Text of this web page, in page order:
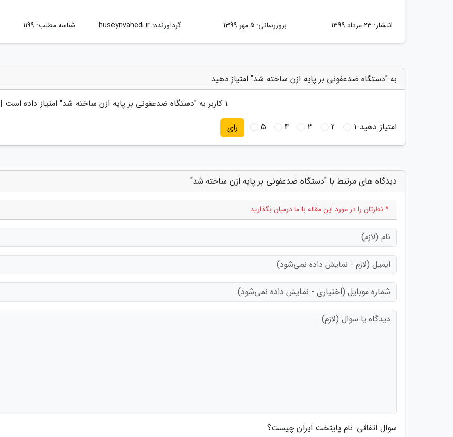
انتشار: 23 مرداد 1399 بروزرسانی: 5 مهر 1399 گردآورنده:huseynvahedi.ir شناسه مطلب: 1199
به "دستگاه ضدعفونی بر پایه ازن ساخته شد" امتیاز دهید
1 کاربر به "دستگاه ضدعفونی بر پایه ازن ساخته شد" امتیاز داده است |
امتیاز دهید:1
2
3
4
5 رای
دیدگاه های مرتبط با "دستگاه ضدعفونی بر پایه ازن ساخته شد"
* نظرتان را در مورد این مقاله با ما درمیان بگذارید
سوال اتفاقی: نام پایتخت ایران چیست؟